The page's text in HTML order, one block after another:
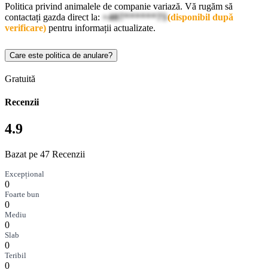
Politica privind animalele de companie variază. Vă rugăm să
contactați gazda direct la: +407******75(disponibil după
verificare) pentru informații actualizate.
Care este politica de anulare?
Gratuită
Recenzii
4.9
Bazat pe 47 Recenzii
Excepțional
0
Foarte bun
0
Mediu
0
Slab
0
Teribil
0